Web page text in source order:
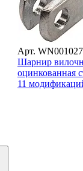
Арт.
Шарнир
оцинкованная
11